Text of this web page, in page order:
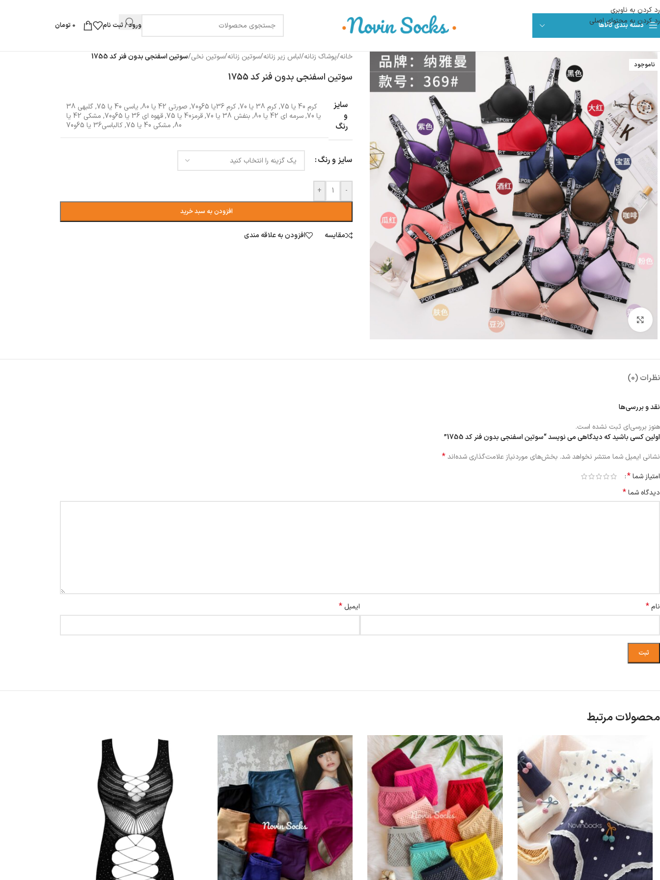
رد کردن به ناوبری
رد کردن به محتوای اصلی
دسته بندی کالاها ورود / ثبت نام 0 تومان
ناموجود
بزرگنمایی تصویر
خانه/پوشاک زنانه/لباس زیر زنانه/سوتین زنانه/سوتین نخی/سوتین اسفنجی بدون فنر کد 1755
سوتین اسفنجی بدون فنر کد 1755
سایز
و
رنگ
کرم 40 یا 75 ,کرم 38 یا 70 ,کرم 36یا 65و70 , صورتی 42 یا 80 , یاسی 40 یا 75 ,
گلبهی 38
یا 70
,سرمه ای 42 یا 80 , بنفش 38 یا 70 ,قرمز40 یا 75 ,قهوه ای 36 یا 65و70 ,
مشکی 42 یا
80
, مشکی 40 یا 75 ,کالباسی36 یا 65و70
سایز و رنگ
-
+
افزودن به سبد خرید
مقایسه افزودن به علاقه مندی
نظرات (0)
نقد و بررسی‌ها
هنوز بررسی‌ای ثبت نشده است.
اولین کسی باشید که دیدگاهی می نویسد “سوتین اسفنجی بدون فنر کد 1755”
نشانی ایمیل شما منتشر نخواهد شد. بخش‌های موردنیاز علامت‌گذاری شده‌اند*
امتیاز شما*
دیدگاه شما*
نام* ایمیل *
محصولات مرتبط